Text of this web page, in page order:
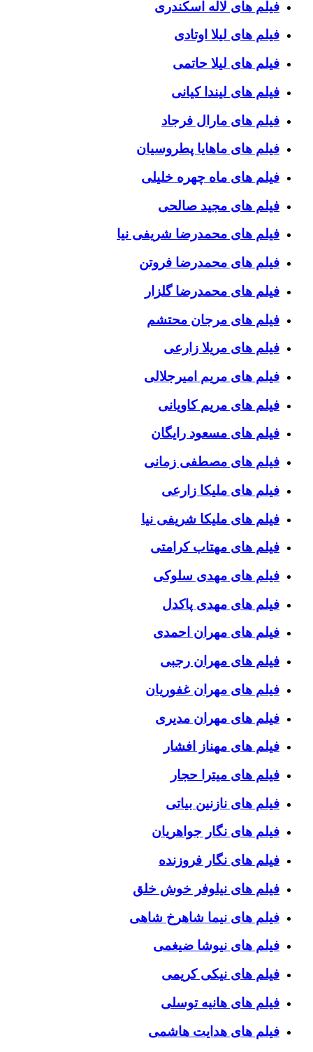
فیلم های لاله اسکندری
فیلم های لیلا اوتادی
فیلم های لیلا حاتمی
فیلم های لیندا کیانی
فیلم های مارال فرجاد
فیلم های ماهایا پطروسیان
فیلم های ماه چهره خلیلی
فیلم های مجید صالحی
فیلم های محمدرضا شریفی نیا
فیلم های محمدرضا فروتن
فیلم های محمدرضا گلزار
فیلم های مرجان محتشم
فیلم های مریلا زارعی
فیلم های مریم امیرجلالی
فیلم های مریم کاویانی
فیلم های مسعود رایگان
فیلم های مصطفی زمانی
فیلم های ملیکا زارعی
فیلم های ملیکا شریفی نیا
فیلم های مهتاب کرامتی
فیلم های مهدی سلوکی
فیلم های مهدی پاکدل
فیلم های مهران احمدی
فیلم های مهران رجبی
فیلم های مهران غفوریان
فیلم های مهران مدیری
فیلم های مهناز افشار
فیلم های میترا حجار
فیلم های نازنین بیاتی
فیلم های نگار جواهریان
فیلم های نگار فروزنده
فیلم های نیلوفر خوش خلق
فیلم های نیما شاهرخ شاهی
فیلم های نیوشا ضیغمی
فیلم های نیکی کریمی
فیلم های هانیه توسلی
فیلم های هدایت هاشمی